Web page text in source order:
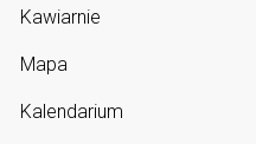
Kawiarnie
Mapa
Kalendarium